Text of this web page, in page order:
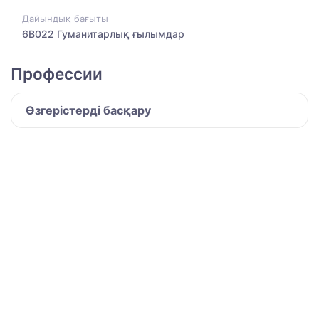
Дайындық бағыты
6B022 Гуманитарлық ғылымдар
Профессии
Өзгерістерді басқару